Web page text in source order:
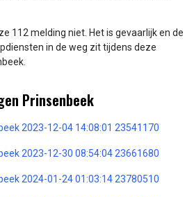
112 melding niet. Het is gevaarlijk en de
in de weg zit tijdens deze
Prinsenbeek
2023-12-04 14:08:01 23541170
2023-12-30 08:54:04 23661680
2024-01-24 01:03:14 23780510